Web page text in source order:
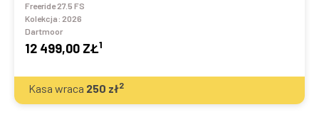
Freeride 27.5 FS
Kolekcja: 2026
Dartmoor
12 499,00 ZŁ1
Kasa wraca 250 zł2